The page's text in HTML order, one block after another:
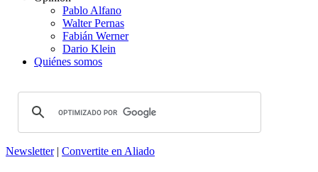
Pablo Alfano
Walter Pernas
Fabián Werner
Dario Klein
Quiénes somos
Newsletter| Convertite en Aliado